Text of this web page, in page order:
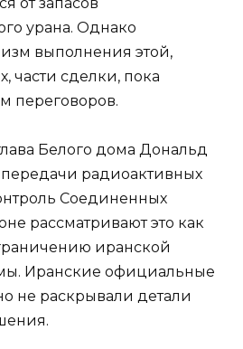
урана. Однако
выполнения этой,
части сделки, пока
переговоров.
Белого дома Дональд
радиоактивных
Соединенных
рассматривают это как
иранской
Иранские официальные
не раскрывали детали